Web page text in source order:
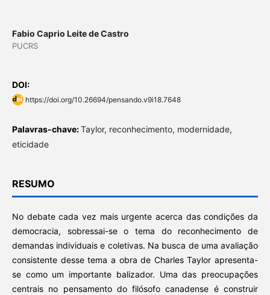
Fabio Caprio Leite de Castro
PUCRS
DOI:
https://doi.org/10.26694/pensando.v9i18.7648
Palavras-chave:Taylor, reconhecimento, modernidade,
eticidade
RESUMO
No debate cada vez mais urgente acerca das condições da
democracia, sobressai-se o tema do reconhecimento de
demandas individuais e coletivas. Na busca de uma avaliação
consistente desse tema a obra de Charles Taylor apresenta-
se como um importante balizador. Uma das preocupações
centrais no pensamento do filósofo canadense é construir